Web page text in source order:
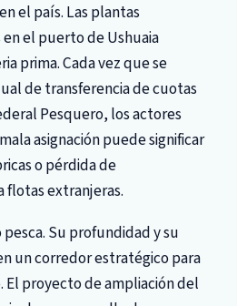
el país. Las plantas
el puerto de Ushuaia
prima. Cada vez que se
de transferencia de cuotas
Pesquero, los actores
asignación puede significar
o pérdida de
extranjeras.
Su profundidad y su
un corredor estratégico para
proyecto de ampliación del